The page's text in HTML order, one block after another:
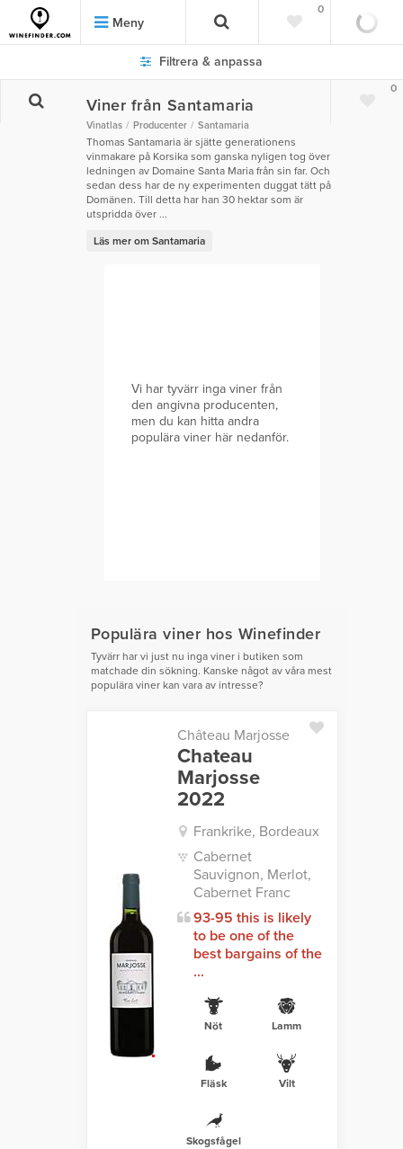
Meny
0
0
Filtrera & anpassa
Viner från Santamaria
Vinatlas Producenter Santamaria
Thomas Santamaria är sjätte generationens
vinmakare på Korsika som ganska nyligen tog över
ledningen av Domaine Santa Maria från sin far. Och
sedan dess har de ny experimenten duggat tätt på
Domänen. Till detta har han 30 hektar som är
utspridda över ...
Läs mer om Santamaria
Vi har tyvärr inga viner från
den angivna producenten,
men du kan hitta andra
populära viner här nedanför.
Populära viner hos Winefinder
Tyvärr har vi just nu inga viner i butiken som
matchade din sökning. Kanske något av våra mest
populära viner kan vara av intresse?
Château Marjosse
Chateau
Marjosse
2022
Frankrike, Bordeaux
Cabernet
Sauvignon, Merlot,
Cabernet Franc
93-95 this is likely
to be one of the
best bargains of the
...
Nöt Lamm
Fläsk Vilt
Skogsfågel